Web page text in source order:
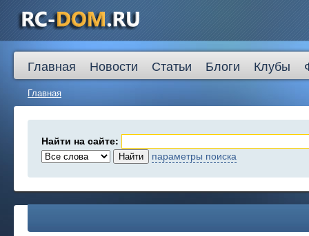
Главная Новости Статьи Блоги Клубы
Главная
Найти на сайте:
параметры поиска